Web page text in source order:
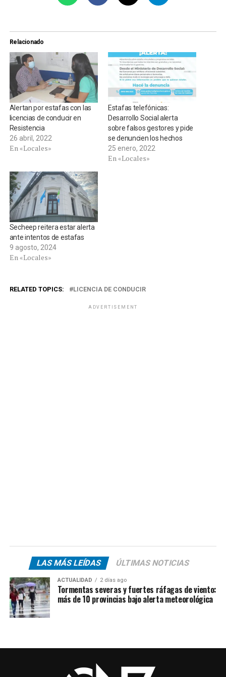
Relacionado
Alertan por estafas con las
licencias de conducir en
Resistencia
26 abril, 2022
En «Locales»
Estafas telefónicas:
Desarrollo Social alerta
sobre falsos gestores y pide
se denuncien los hechos
25 enero, 2022
En «Locales»
Secheep reitera estar alerta
ante intentos de estafas
9 agosto, 2024
En «Locales»
RELATED TOPICS: LICENCIA DE CONDUCIR
ADVERTISEMENT
LAS MÁS LEÍDAS ÚLTIMAS NOTICIAS
ACTUALIDAD 2 días ago
Tormentas severas y fuertes ráfagas de viento:
más de 10 provincias bajo alerta meteorológica